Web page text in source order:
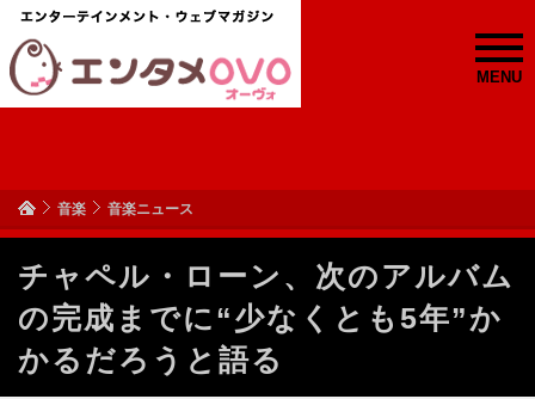
MENU
音楽 音楽ニュース
チャペル・ローン、次のアルバム
の完成までに“少なくとも5年”か
かるだろうと語る